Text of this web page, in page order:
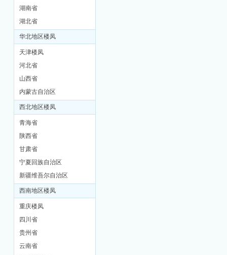
茶
坊
湖南省
湖北省
华北地区楼凤
天津楼凤
河北省
山西省
内蒙古自治区
西北地区楼凤
青海省
陕西省
甘肃省
宁夏回族自治区
新疆维吾尔自治区
西南地区楼凤
重庆楼凤
四川省
贵州省
云南省